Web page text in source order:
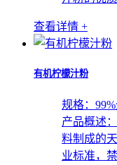
查看详情 +
有机柠檬汁粉
规格：
产品概述：
料制成的
业标准，